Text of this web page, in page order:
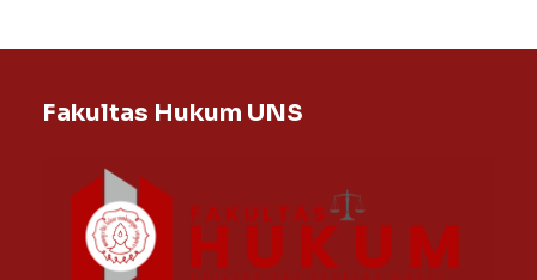
Fakultas Hukum UNS